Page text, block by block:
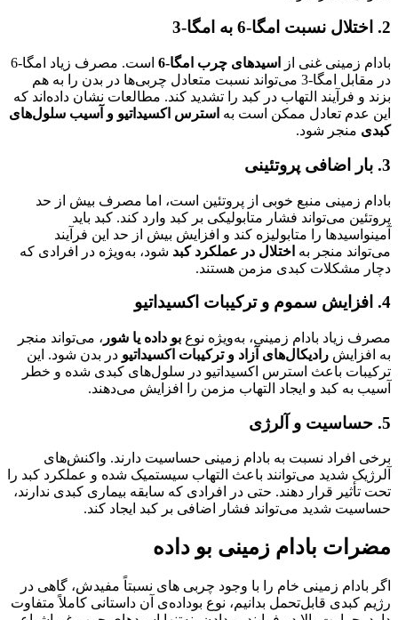
2. اختلال نسبت امگا-6 به امگا-3
بادام زمینی غنی از اسیدهای چرب امگا-6
است. مصرف زیاد امگا-6
در مقابل امگا-3 می‌تواند نسبت متعادل چربی‌ها در بدن را به هم
بزند و فرآیند التهاب در کبد را تشدید کند. مطالعات نشان داده‌اند که
این عدم تعادل ممکن است به استرس اکسیداتیو و آسیب سلول‌های
کبدی منجر شود.
3. بار اضافی پروتئینی
بادام زمینی منبع خوبی از پروتئین است، اما مصرف بیش از حد
پروتئین می‌تواند فشار متابولیکی بر کبد وارد کند. کبد باید
آمینواسیدها را متابولیزه کند و افزایش بیش از حد این فرآیند
می‌تواند منجر به اختلال در عملکرد کبد شود، به‌ویژه در افرادی که
دچار مشکلات کبدی مزمن هستند.
4. افزایش سموم و ترکیبات اکسیداتیو
مصرف زیاد بادام زمینی، به‌ویژه نوع بو داده یا شور ، می‌تواند منجر
به افزایش رادیکال‌های آزاد و ترکیبات اکسیداتیو در بدن شود. این
ترکیبات باعث استرس اکسیداتیو در سلول‌های کبدی شده و خطر
آسیب به کبد و ایجاد التهاب مزمن را افزایش می‌دهند.
5. حساسیت و آلرژی
برخی افراد نسبت به بادام زمینی حساسیت دارند. واکنش‌های
آلرژیک شدید می‌توانند باعث التهاب سیستمیک شده و عملکرد کبد را
تحت تأثیر قرار دهند. حتی در افرادی که سابقه بیماری کبدی ندارند،
حساسیت شدید می‌تواند فشار اضافی بر کبد ایجاد کند.
مضرات بادام زمینی بو داده
اگر بادام‌ زمینی خام را با وجود چربی‌ های نسبتاً مفیدش، گاهی در
رژیم کبدی قابل‌تحمل بدانیم، نوع بو‌داده‌ی آن داستانی کاملاً متفاوت